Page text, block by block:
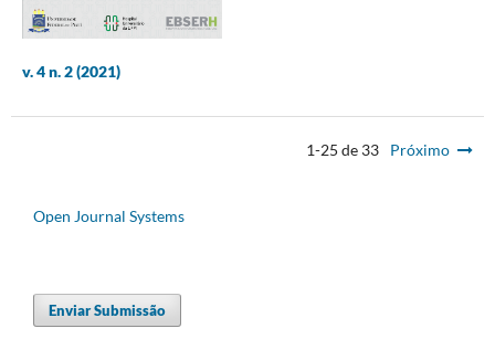
v. 4 n. 2 (2021)
1-25 de 33 Próximo
Open Journal Systems
Enviar Submissão